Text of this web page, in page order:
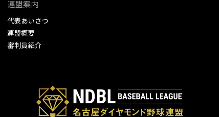
連盟案内
代表あいさつ
連盟概要
審判員紹介